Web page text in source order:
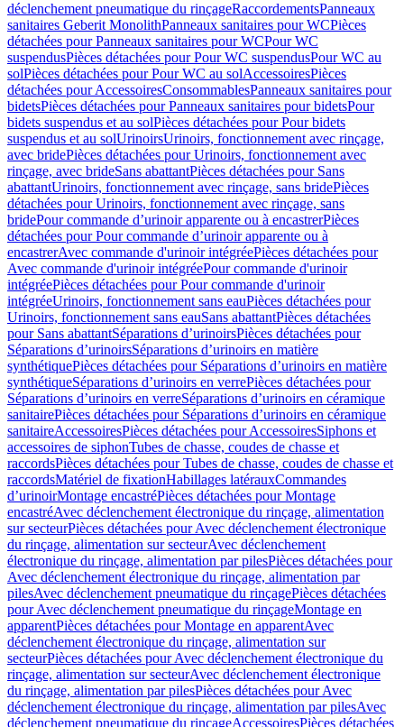
déclenchement pneumatique du rinçageRaccordementsPanneaux
sanitaires Geberit MonolithPanneaux sanitaires pour WCPièces
détachées pour Panneaux sanitaires pour WCPour WC
suspendusPièces détachées pour Pour WC suspendusPour WC au
solPièces détachées pour Pour WC au solAccessoiresPièces
détachées pour AccessoiresConsommablesPanneaux sanitaires pour
bidetsPièces détachées pour Panneaux sanitaires pour bidetsPour
bidets suspendus et au solPièces détachées pour Pour bidets
suspendus et au solUrinoirsUrinoirs, fonctionnement avec rinçage,
avec bridePièces détachées pour Urinoirs, fonctionnement avec
rinçage, avec brideSans abattantPièces détachées pour Sans
abattantUrinoirs, fonctionnement avec rinçage, sans bridePièces
détachées pour Urinoirs, fonctionnement avec rinçage, sans
bridePour commande d’urinoir apparente ou à encastrerPièces
détachées pour Pour commande d’urinoir apparente ou à
encastrerAvec commande d'urinoir intégréePièces détachées pour
Avec commande d'urinoir intégréePour commande d'urinoir
intégréePièces détachées pour Pour commande d'urinoir
intégréeUrinoirs, fonctionnement sans eauPièces détachées pour
Urinoirs, fonctionnement sans eauSans abattantPièces détachées
pour Sans abattantSéparations d’urinoirsPièces détachées pour
Séparations d’urinoirsSéparations d’urinoirs en matière
synthétiquePièces détachées pour Séparations d’urinoirs en matière
synthétiqueSéparations d’urinoirs en verrePièces détachées pour
Séparations d’urinoirs en verreSéparations d’urinoirs en céramique
sanitairePièces détachées pour Séparations d’urinoirs en céramique
sanitaireAccessoiresPièces détachées pour AccessoiresSiphons et
accessoires de siphonTubes de chasse, coudes de chasse et
raccordsPièces détachées pour Tubes de chasse, coudes de chasse et
raccordsMatériel de fixationHabillages latérauxCommandes
dʼurinoirMontage encastréPièces détachées pour Montage
encastréAvec déclenchement électronique du rinçage, alimentation
sur secteurPièces détachées pour Avec déclenchement électronique
du rinçage, alimentation sur secteurAvec déclenchement
électronique du rinçage, alimentation par pilesPièces détachées pour
Avec déclenchement électronique du rinçage, alimentation par
pilesAvec déclenchement pneumatique du rinçagePièces détachées
pour Avec déclenchement pneumatique du rinçageMontage en
apparentPièces détachées pour Montage en apparentAvec
déclenchement électronique du rinçage, alimentation sur
secteurPièces détachées pour Avec déclenchement électronique du
rinçage, alimentation sur secteurAvec déclenchement électronique
du rinçage, alimentation par pilesPièces détachées pour Avec
déclenchement électronique du rinçage, alimentation par pilesAvec
déclenchement pneumatique du rinçageAccessoiresPièces détachées